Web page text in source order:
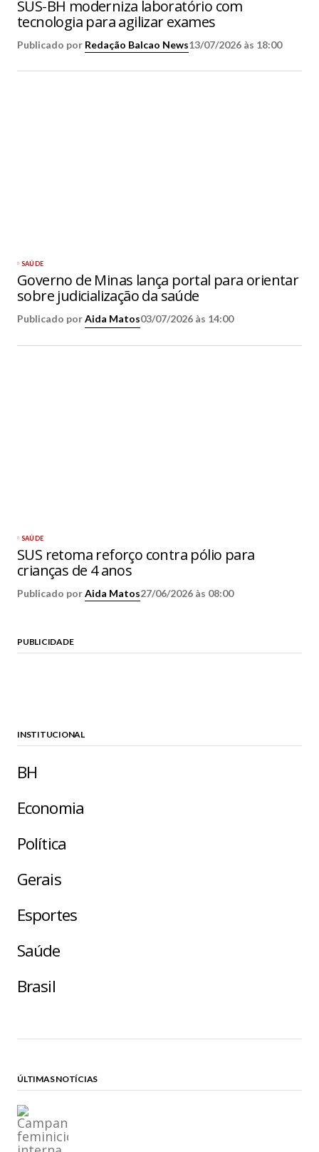
SUS-BH moderniza laboratório com
tecnologia para agilizar exames
Publicado por Redação Balcao News13/07/2026 às 18:00
SAÚDE
Governo de Minas lança portal para orientar
sobre judicialização da saúde
Publicado porAida Matos03/07/2026 às 14:00
SAÚDE
SUS retoma reforço contra pólio para
crianças de 4 anos
Publicado porAida Matos27/06/2026 às 08:00
PUBLICIDADE
INSTITUCIONAL
BH
Economia
Política
Gerais
Esportes
Saúde
Brasil
ÚLTIMAS NOTÍCIAS